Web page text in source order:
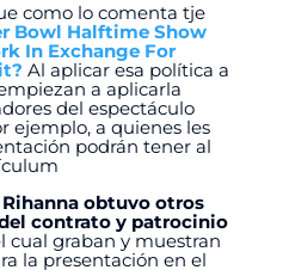
como lo comenta tje
Bowl Halftime Show
In Exchange For
Al aplicar esa política a
a aplicarla
del espectáculo
ejemplo, a quienes les
podrán tener al
obtuvo otros
contrato y patrocinio
cual graban y muestran
la presentación en el